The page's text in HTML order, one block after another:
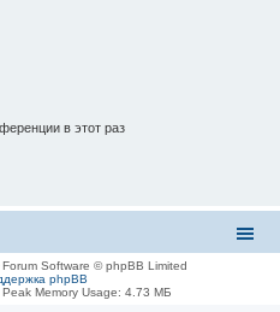
в этот раз
Software © phpBB Limited
phpBB
Peak Memory Usage: 4.73 МБ